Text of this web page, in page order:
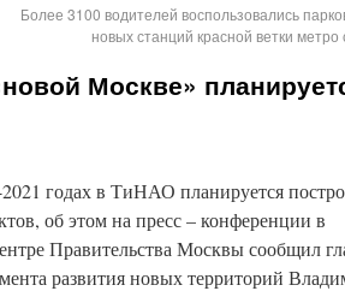
Более 3100 водителей воспользовались
новых станций красной ветки
Москве»
годах в ТиНАО планируется
об этом на пресс – конференции в
Правительства Москвы сообщил
развития новых территорий